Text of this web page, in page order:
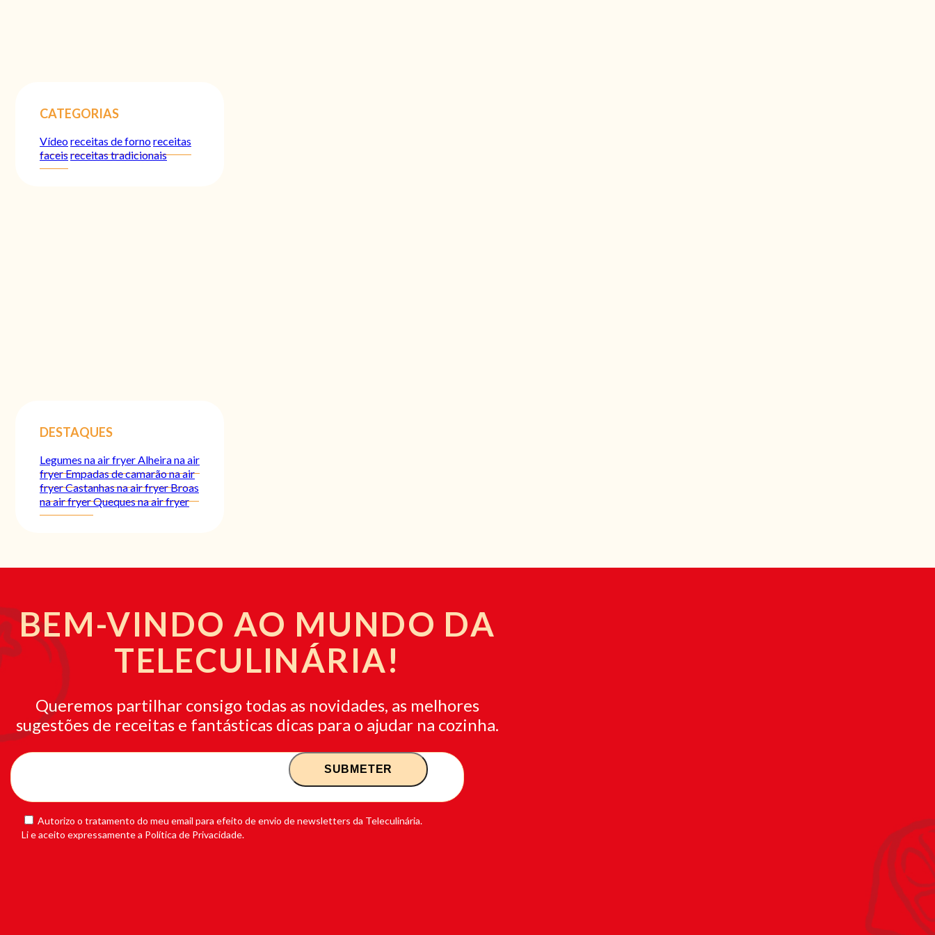
CATEGORIAS
Vídeoreceitas de fornoreceitas
faceisreceitas tradicionais
DESTAQUES
Legumes na air fryerAlheira na air
fryerEmpadas de camarão na air
fryerCastanhas na air fryerBroas
na air fryerQueques na air fryer
BEM-VINDO AO MUNDO DA
TELECULINÁRIA!
Queremos partilhar consigo todas as novidades, as melhores
sugestões de receitas e fantásticas dicas para o ajudar na cozinha.
Autorizo o tratamento do meu email para efeito de envio de newsletters da Teleculinária.
Li e aceito expressamente a Política de Privacidade.